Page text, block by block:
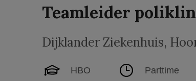
Teamleider
Dijklander Ziekenhuis,
HBO Parttime